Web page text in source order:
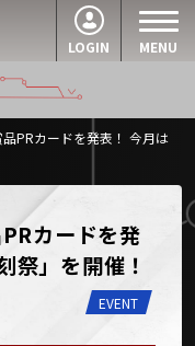
MENU
LOGIN
PRカードを発表！ 今月は
カードを発
祭」を開催！
EVENT